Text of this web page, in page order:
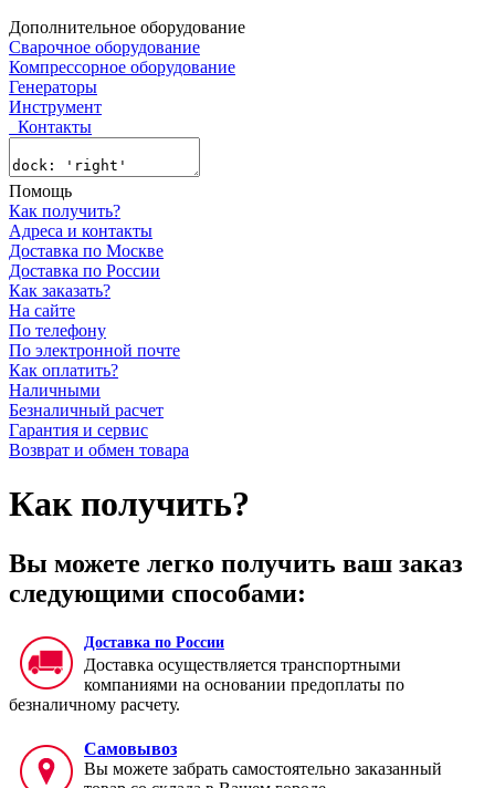
Дополнительное оборудование
Сварочное оборудование
Компрессорное оборудование
Генераторы
Инструмент
Контакты
Помощь
Как получить?
Адреса и контакты
Доставка по Москве
Доставка по России
Как заказать?
На сайте
По телефону
По электронной почте
Как оплатить?
Наличными
Безналичный расчет
Гарантия и сервис
Возврат и обмен товара
Как получить?
Вы можете легко получить ваш заказ
следующими способами:
Доставка по России
Доставка осуществляется транспортными
компаниями на основании предоплаты по
безналичному расчету.
Самовывоз
Вы можете забрать самостоятельно заказанный